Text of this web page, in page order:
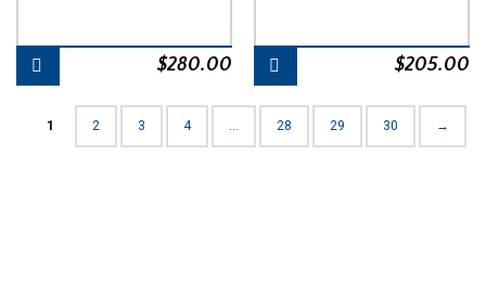
$280.00 $205.00
1 2 3 4 … 28 29 30 →